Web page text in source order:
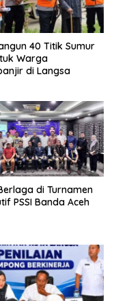
40 Titik Sumur
Warga
di Langsa
di Turnamen
PSSI Banda Aceh